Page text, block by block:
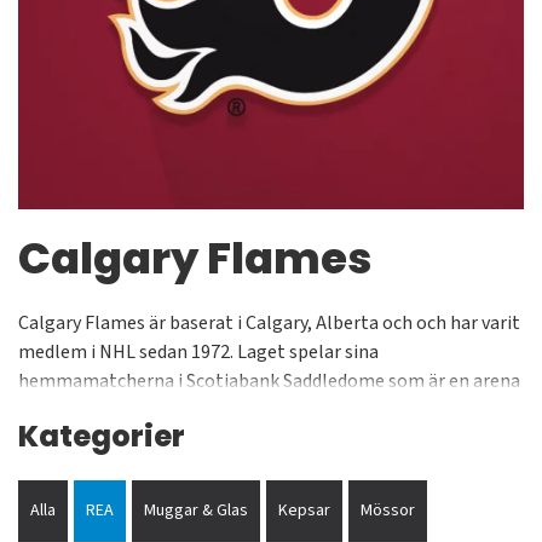
Calgary Flames
Calgary Flames är baserat i Calgary, Alberta och och har varit
medlem i NHL sedan 1972. Laget spelar sina
hemmamatcherna i Scotiabank Saddledome som är en arena
spelas hockey är 19 289. Flames tillhör Pacific Division
Edmonton Oilers, Los Angeles Kings, San Jose Sharks och
Vancouver Canucks.. Flames har vunnit Stanley Cup en gång
Kategorier
Alla REA Muggar & Glas Kepsar Mössor